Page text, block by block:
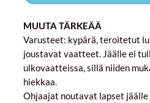
MUUTA TÄRKEÄÄ
Varusteet: kypärä, teroitetut
joustavat vaatteet. Jäälle ei
ulkovaatteissa, sillä niiden
hiekkaa.
Ohjaajat noutavat lapset jäälle